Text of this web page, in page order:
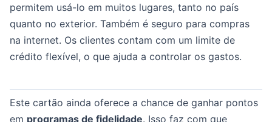
permitem usá-lo em muitos lugares, tanto no país
quanto no exterior. Também é seguro para compras
na internet. Os clientes contam com um limite de
crédito flexível, o que ajuda a controlar os gastos.
Este cartão ainda oferece a chance de ganhar pontos
em programas de fidelidade. Isso faz com que